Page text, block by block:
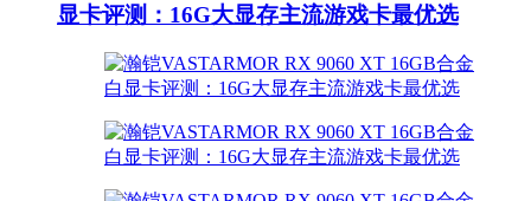
显卡评测：16G大显存主流游戏卡最优选